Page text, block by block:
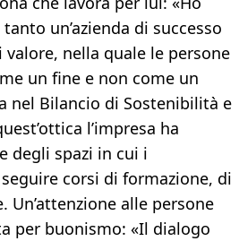
un’azienda di successo
valore, nella quale le persone
un fine e non come un
nel Bilancio di Sostenibilità e
l’impresa ha
degli spazi in cui i
corsi di formazione, di
Un’attenzione alle persone
per buonismo: «Il dialogo